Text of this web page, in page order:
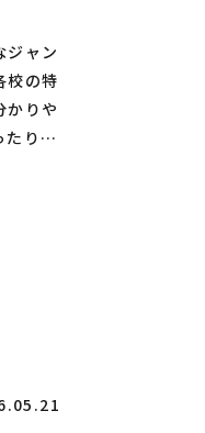
ジャン
校の特
かりや
たりの